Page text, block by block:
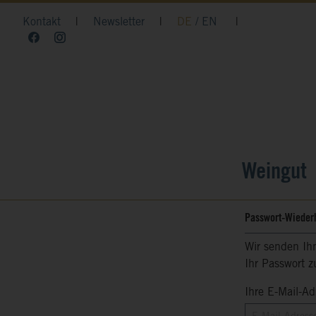
Kontakt Newsletter DE EN
Weingut
Passwort-
Wir senden
Ihr Passwort
Ihre E-Mail-